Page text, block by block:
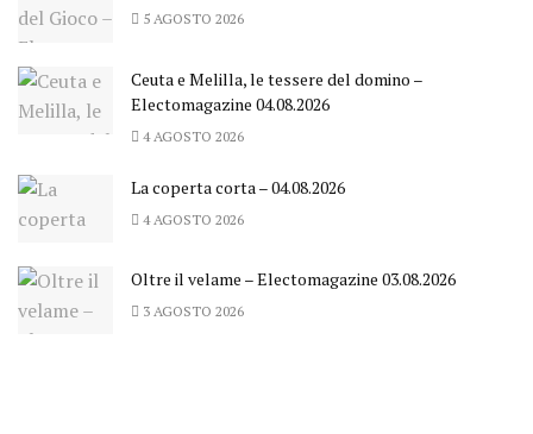
5 AGOSTO 2026
Ceuta e Melilla, le tessere del domino –
Electomagazine 04.08.2026
4 AGOSTO 2026
La coperta corta – 04.08.2026
4 AGOSTO 2026
Oltre il velame – Electomagazine 03.08.2026
3 AGOSTO 2026